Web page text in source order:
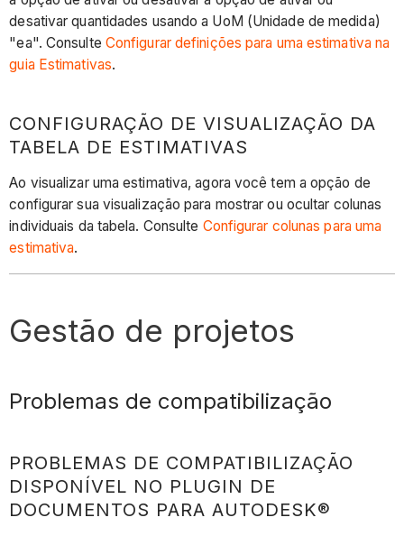
desativar quantidades usando a UoM (Unidade de medida)
"ea". Consulte Configurar definições para uma estimativa na
guia Estimativas.
CONFIGURAÇÃO DE VISUALIZAÇÃO DA
TABELA DE ESTIMATIVAS
Ao visualizar uma estimativa, agora você tem a opção de
configurar sua visualização para mostrar ou ocultar colunas
individuais da tabela. Consulte Configurar colunas para uma
estimativa.
Gestão de projetos
Problemas de compatibilização
PROBLEMAS DE COMPATIBILIZAÇÃO
DISPONÍVEL NO PLUGIN DE
DOCUMENTOS PARA AUTODESK®